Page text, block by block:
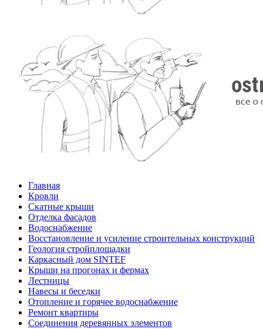
Главная
Кровли
Скатные крыши
Отделка фасадов
Водоснабжение
Восстановление и усиление строительных конструкций
Геология стройплощадки
Каркасный дом SINTEF
Крыши на прогонах и фермах
Лестницы
Навесы и беседки
Отопление и горячее водоснабжение
Ремонт квартиры
Соединения деревянных элементов